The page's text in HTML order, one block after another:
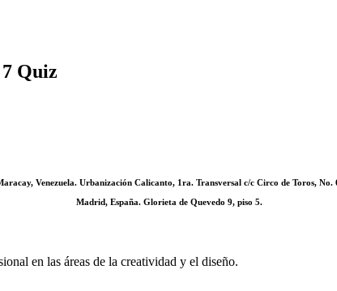
Quiz
Venezuela. Urbanización Calicanto, 1ra. Transversal c/c Circo de Toros, No.
Madrid, España. Glorieta de Quevedo 9, piso 5.
en las áreas de la creatividad y el diseño.